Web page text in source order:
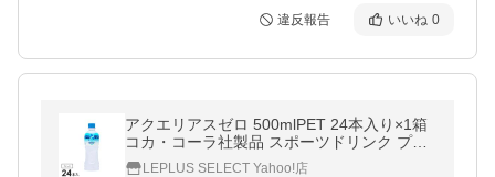
違反報告 いいね 0
アクエリアスゼロ 500mlPET 24本入り×1箱
コカ・コーラ社製品 スポーツドリンク プレ
ゼント ギフト
LEPLUS SELECT Yahoo!店